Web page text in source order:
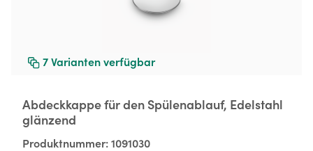
7 Varianten verfügbar
Abdeckkappe für den Spülenablauf, Edelstahl
glänzend
Produktnummer:1091030